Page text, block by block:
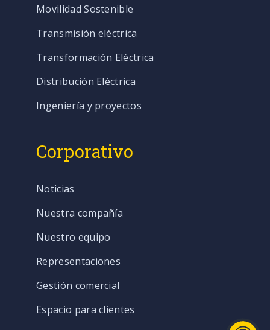
Movilidad Sostenible
Transmisión eléctrica
Transformación Eléctrica
Distribución Eléctrica
Ingeniería y proyectos
Corporativo
Noticias
Nuestra compañía
Nuestro equipo
Representaciones
Gestión comercial
Espacio para clientes